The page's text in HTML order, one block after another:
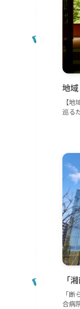
地
【
巡る
「
「
合病